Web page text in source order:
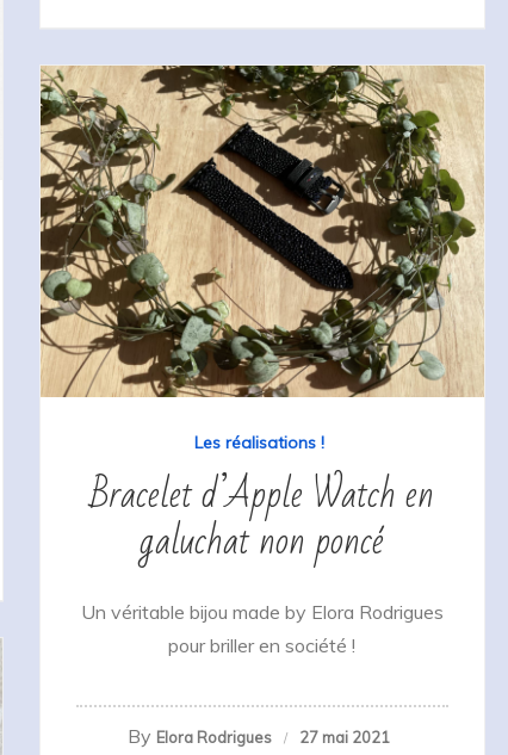
Les réalisations !
Bracelet d’Apple Watch en
galuchat non poncé
Un véritable bijou made by Elora Rodrigues
pour briller en société !
By Elora Rodrigues 27 mai 2021